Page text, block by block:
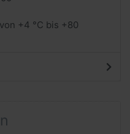
+4 °C bis +80